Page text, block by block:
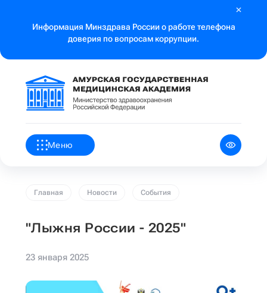
Информация Минздрава России о работе телефона
доверия по вопросам коррупции.
Меню
Главная Новости События
"Лыжня России - 2025"
23 января 2025